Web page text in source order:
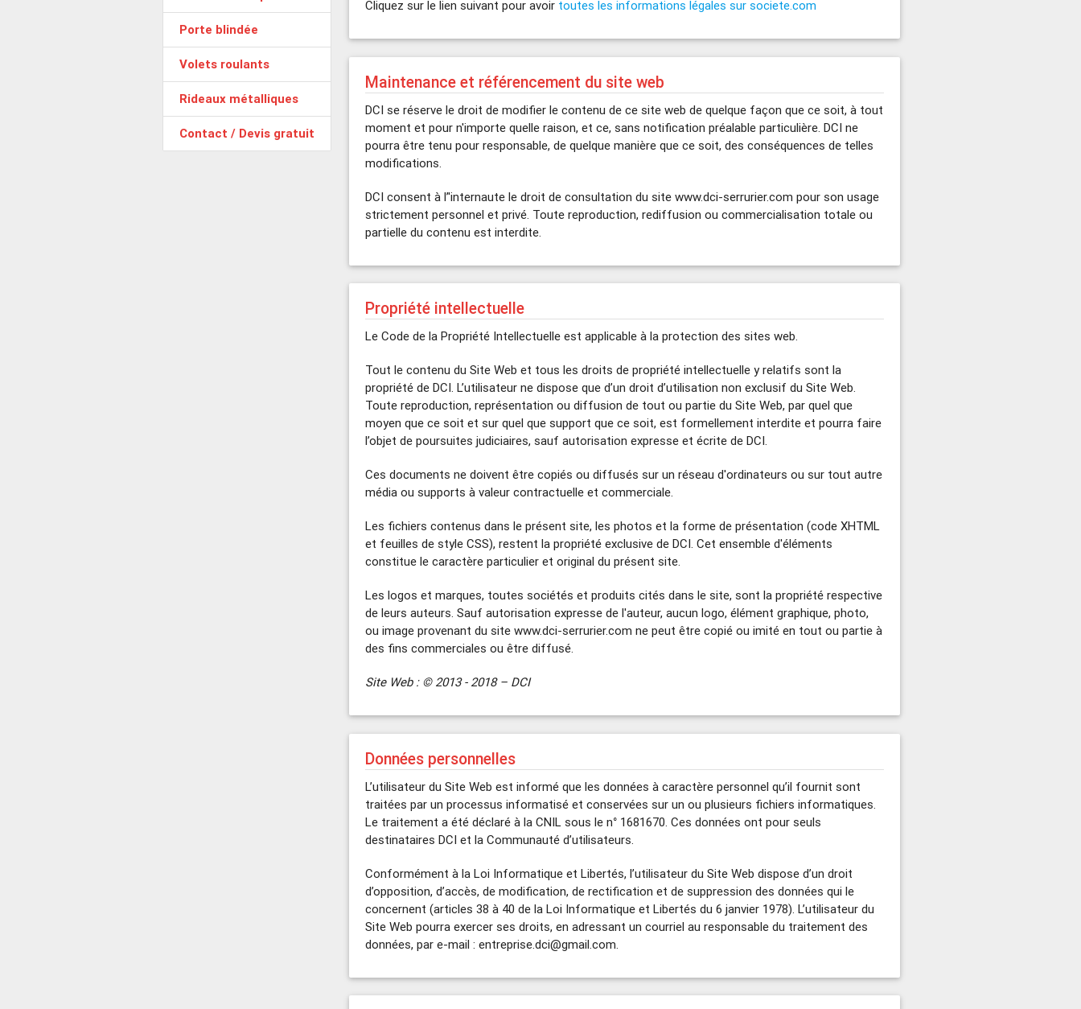
Porte blindée
Volets roulants
Rideaux métalliques
Contact / Devis gratuit
Cliquez sur le lien suivant pour avoir toutes les informations légales sur societe.com
Maintenance et référencement du site web
DCI se réserve le droit de modifier le contenu de ce site web de quelque façon que ce soit, à tout
moment et pour n'importe quelle raison, et ce, sans notification préalable particulière. DCI ne
pourra être tenu pour responsable, de quelque manière que ce soit, des conséquences de telles
modifications.
DCI consent à l’'internaute le droit de consultation du site www.dci-serrurier.com pour son usage
strictement personnel et privé. Toute reproduction, rediffusion ou commercialisation totale ou
partielle du contenu est interdite.
Propriété intellectuelle
Le Code de la Propriété Intellectuelle est applicable à la protection des sites web.
Tout le contenu du Site Web et tous les droits de propriété intellectuelle y relatifs sont la
propriété de DCI. L’utilisateur ne dispose que d’un droit d’utilisation non exclusif du Site Web.
Toute reproduction, représentation ou diffusion de tout ou partie du Site Web, par quel que
moyen que ce soit et sur quel que support que ce soit, est formellement interdite et pourra faire
l’objet de poursuites judiciaires, sauf autorisation expresse et écrite de DCI.
Ces documents ne doivent être copiés ou diffusés sur un réseau d'ordinateurs ou sur tout autre
média ou supports à valeur contractuelle et commerciale.
Les fichiers contenus dans le présent site, les photos et la forme de présentation (code XHTML
et feuilles de style CSS), restent la propriété exclusive de DCI. Cet ensemble d'éléments
constitue le caractère particulier et original du présent site.
Les logos et marques, toutes sociétés et produits cités dans le site, sont la propriété respective
de leurs auteurs. Sauf autorisation expresse de l'auteur, aucun logo, élément graphique, photo,
ou image provenant du site www.dci-serrurier.com ne peut être copié ou imité en tout ou partie à
des fins commerciales ou être diffusé.
Site Web : © 2013 - 2018 – DCI
Données personnelles
L’utilisateur du Site Web est informé que les données à caractère personnel qu’il fournit sont
traitées par un processus informatisé et conservées sur un ou plusieurs fichiers informatiques.
Le traitement a été déclaré à la CNIL sous le n° 1681670. Ces données ont pour seuls
destinataires DCI et la Communauté d’utilisateurs.
Conformément à la Loi Informatique et Libertés, l’utilisateur du Site Web dispose d’un droit
d’opposition, d’accès, de modification, de rectification et de suppression des données qui le
concernent (articles 38 à 40 de la Loi Informatique et Libertés du 6 janvier 1978). L’utilisateur du
Site Web pourra exercer ses droits, en adressant un courriel au responsable du traitement des
données, par e-mail : entreprise.dci@gmail.com.